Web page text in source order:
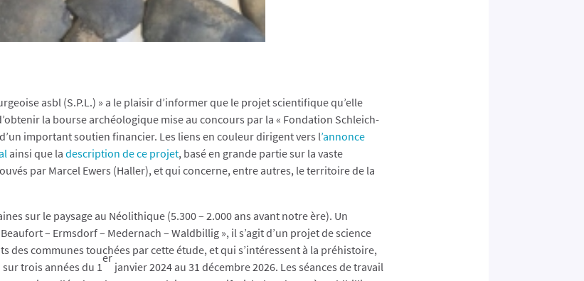
asbl (S.P.L.) » a le plaisir d’informer que le projet scientifique qu’elle
la bourse archéologique mise au concours par la « Fondation Schleich-
important soutien financier. Les liens en couleur dirigent vers l’annonce
ainsi que la description de ce projet, basé en grande partie sur la vaste
par Marcel Ewers (Haller), et qui concerne, entre autres, le territoire de la
sur le paysage au Néolithique (5.300 – 2.000 ans avant notre ère). Un
– Ermsdorf – Medernach – Waldbillig », il s’agit d’un projet de science
des communes touchées par cette étude, et qui s’intéressent à la préhistoire,
trois années du 1
er
janvier 2024 au 31 décembre 2026. Les séances de travail